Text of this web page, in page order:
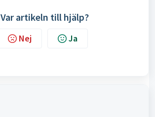
Var artikeln till hjälp?
Nej Ja